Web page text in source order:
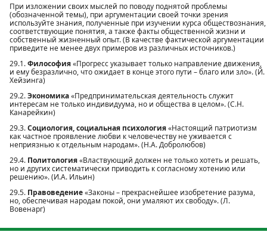
При изложении своих мыслей по поводу поднятой проблемы
(обозначенной темы), при аргументации своей точки зрения
используйте знания, полученные при изучении курса обществознания,
соответствующие понятия, а также факты общественной жизни и
собственный жизненный опыт. (В качестве фактической аргументации
приведите не менее двух примеров из различных источников.)
29.1.Философия«Прогресс указывает только направление движения,
и ему безразлично, что ожидает в конце этого пути – благо или зло». (Й.
Хейзинга)
29.2.Экономика«Предпринимательская деятельность служит
интересам не только индивидуума, но и общества в целом». (С.Н.
Канарейкин)
29.3.Социология, социальная психология«Настоящий патриотизм
как частное проявление любви к человечеству не уживается с
неприязнью к отдельным народам». (Н.А. Добролюбов)
29.4. Политология«Властвующий должен не только хотеть и решать,
но и других систематически приводить к согласному хотению или
решению». (И.А. Ильин)
29.5. Правоведение«Законы – прекраснейшее изобретение разума,
но, обеспечивая народам покой, они умаляют их свободу». (Л.
Вовенарг)